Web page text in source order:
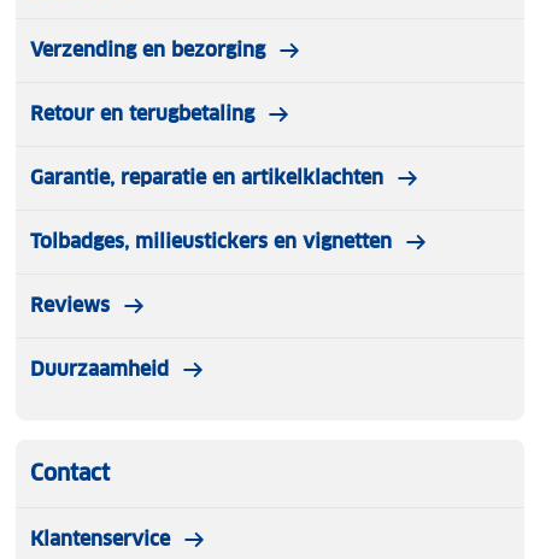
Verzending en bezorging
Retour en terugbetaling
Garantie, reparatie en artikelklachten
Tolbadges, milieustickers en vignetten
Reviews
Duurzaamheid
Contact
Klantenservice